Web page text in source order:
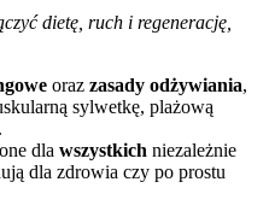
dietę, ruch i regenerację,
oraz zasady odżywiania,
sylwetkę, plażową
dla wszystkich niezależnie
dla zdrowia czy po prostu